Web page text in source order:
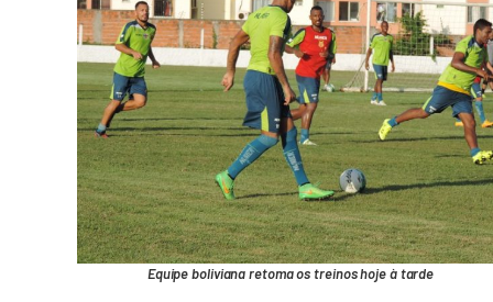
Equipe boliviana retoma os treinos hoje à tarde